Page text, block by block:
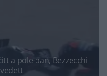
a pole-ban, Bezzecchi